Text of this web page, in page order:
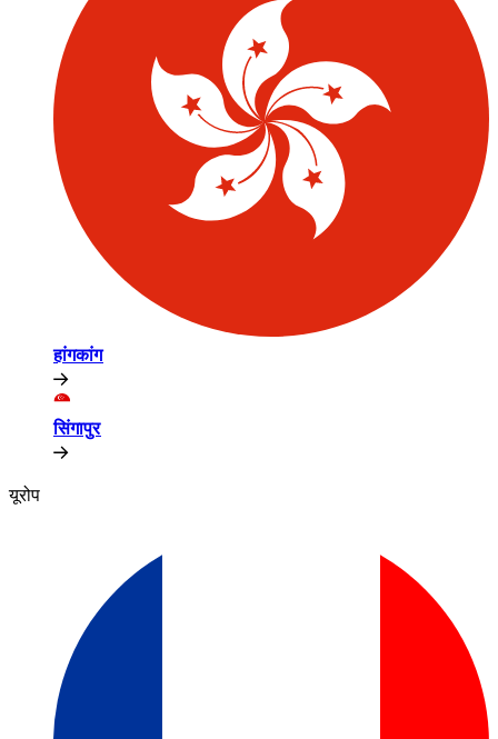
हांगकांग​​
सिंगापुर​​
यूरोप​​